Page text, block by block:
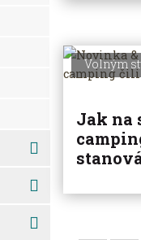
Volným
Jak na